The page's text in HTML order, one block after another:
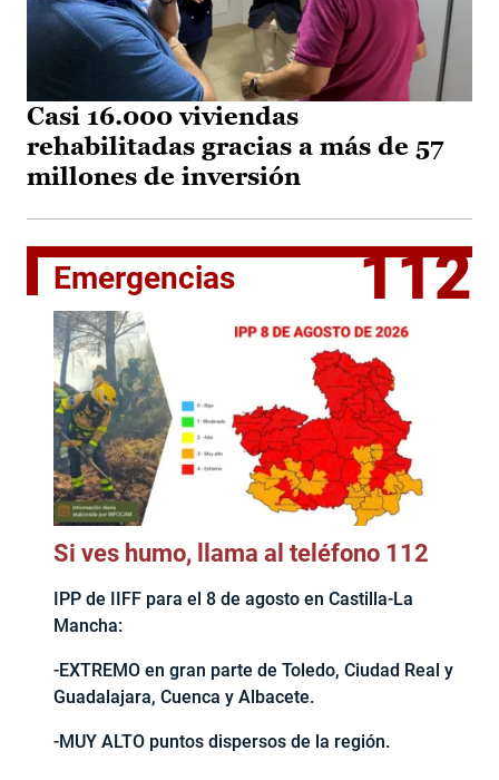
Casi 16.000 viviendas
rehabilitadas gracias a más de 57
millones de inversión
Emergencias 112
Si ves humo, llama al teléfono 112
IPP de IIFF para el 8 de agosto en Castilla-La
Mancha:
-EXTREMO en gran parte de Toledo, Ciudad Real y
Guadalajara, Cuenca y Albacete.
-MUY ALTO puntos dispersos de la región.